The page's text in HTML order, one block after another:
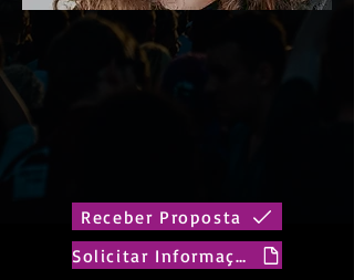
Receber Proposta
Solicitar Informações